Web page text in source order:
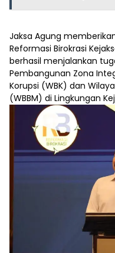
Jaksa Agung
Reformasi Birokrasi
berhasil menjalankan
Pembangunan Zona
Korupsi (WBK) dan
(WBBM) di Lingkungan